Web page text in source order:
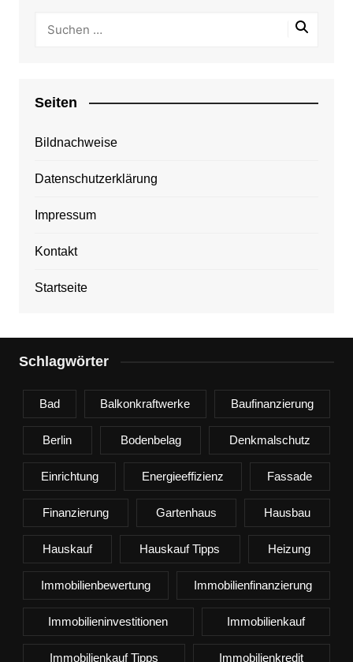
Seiten
Bildnachweise
Datenschutzerklärung
Impressum
Kontakt
Startseite
Schlagwörter
Bad Balkonkraftwerke Baufinanzierung
Berlin Bodenbelag Denkmalschutz
Einrichtung Energieeffizienz Fassade
Finanzierung Gartenhaus Hausbau
Hauskauf Hauskauf Tipps Heizung
Immobilienbewertung Immobilienfinanzierung
Immobilieninvestitionen Immobilienkauf
Immobilienkauf Tipps Immobilienkredit